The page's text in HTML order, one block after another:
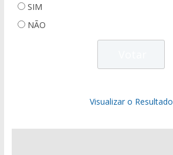
SIM
NÃO
Visualizar o Resultado